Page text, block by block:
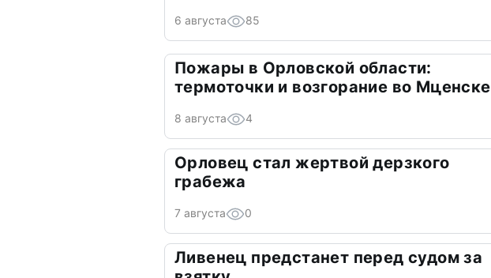
6 августа 85
Пожары в Орловской области:
термоточки и возгорание во Мценске
8 августа 4
Орловец стал жертвой дерзкого
грабежа
7 августа 0
Ливенец предстанет перед судом за